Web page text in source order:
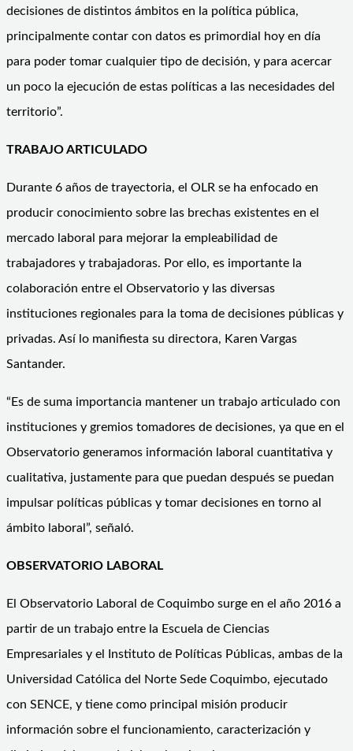
decisiones de distintos ámbitos en la política pública,
principalmente contar con datos es primordial hoy en día
para poder tomar cualquier tipo de decisión, y para acercar
un poco la ejecución de estas políticas a las necesidades del
territorio”.
TRABAJO ARTICULADO
Durante 6 años de trayectoria, el OLR se ha enfocado en
producir conocimiento sobre las brechas existentes en el
mercado laboral para mejorar la empleabilidad de
trabajadores y trabajadoras. Por ello, es importante la
colaboración entre el Observatorio y las diversas
instituciones regionales para la toma de decisiones públicas y
privadas. Así lo manifiesta su directora, Karen Vargas
Santander.
“Es de suma importancia mantener un trabajo articulado con
instituciones y gremios tomadores de decisiones, ya que en el
Observatorio generamos información laboral cuantitativa y
cualitativa, justamente para que puedan después se puedan
impulsar políticas públicas y tomar decisiones en torno al
ámbito laboral”, señaló.
OBSERVATORIO LABORAL
El Observatorio Laboral de Coquimbo surge en el año 2016 a
partir de un trabajo entre la Escuela de Ciencias
Empresariales y el Instituto de Políticas Públicas, ambas de la
Universidad Católica del Norte Sede Coquimbo, ejecutado
con SENCE, y tiene como principal misión producir
información sobre el funcionamiento, caracterización y